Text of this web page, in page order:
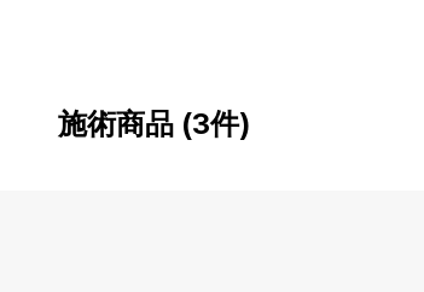
施術商品 (3件)